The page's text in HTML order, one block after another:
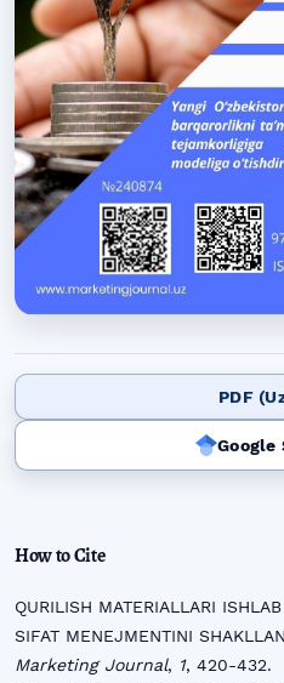
PDF
Google
How to Cite
QURILISH MATERIALLARI
SIFAT MENEJMENTINI
Marketing Journal, 1, 420-432.